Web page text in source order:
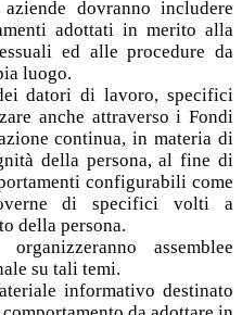
dovranno includere
adottati in merito alla
ed alle procedure da
luogo.
datori di lavoro, specifici
anche attraverso i Fondi
continua, in materia di
della persona, al fine di
configurabili come
di specifici volti a
della persona.
assemblee
su tali temi.
informativo destinato